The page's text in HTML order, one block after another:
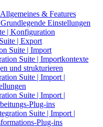
& Features
Einstellungen
| Konfiguration
| Export
Suite | Import
Suite | Importkontexte
und strukturieren
Suite | Import |
Suite | Import |
Plug-ins
Suite | Import |
Plug-ins